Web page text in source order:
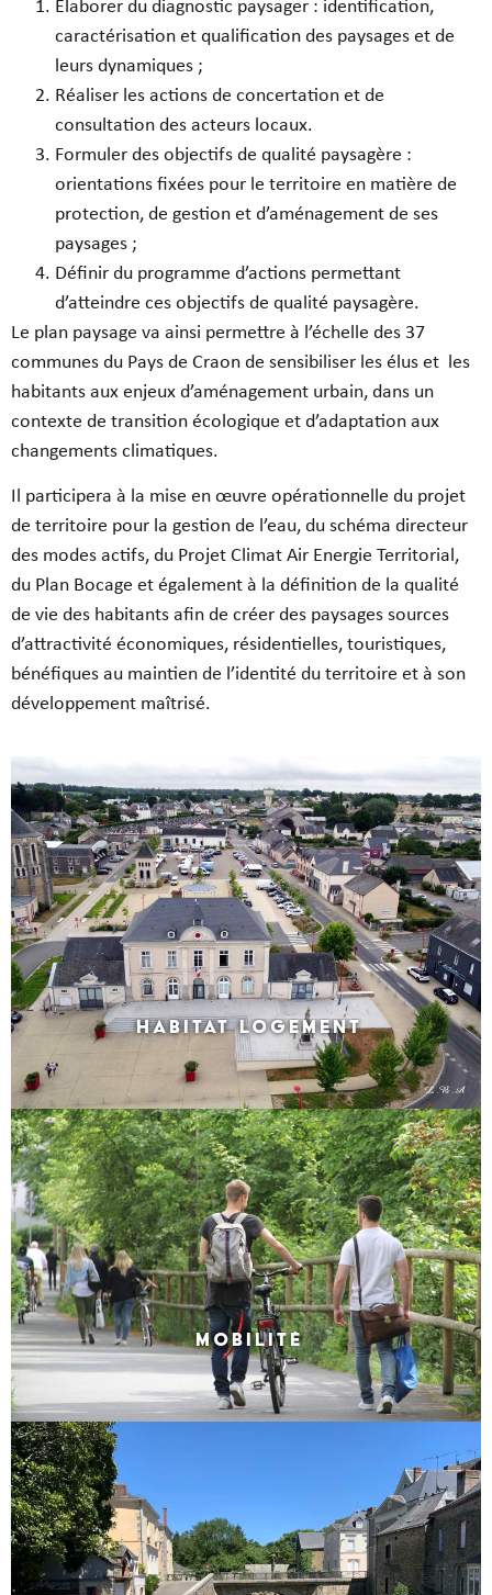
Élaborer du diagnostic paysager : identification,
caractérisation et qualification des paysages et de
leurs dynamiques ;
Réaliser les actions de concertation et de
consultation des acteurs locaux.
Formuler des objectifs de qualité paysagère :
orientations fixées pour le territoire en matière de
protection, de gestion et d’aménagement de ses
paysages ;
Définir du programme d’actions permettant
d’atteindre ces objectifs de qualité paysagère.
Le plan paysage va ainsi permettre à l’échelle des 37
communes du Pays de Craon de sensibiliser les élus et
les
habitants aux enjeux d’aménagement urbain, dans un
contexte de transition écologique et d’adaptation aux
changements climatiques.
Il participera à la mise en œuvre opérationnelle du projet
de territoire pour la gestion de l’eau, du schéma directeur
des modes actifs, du Projet Climat Air Energie Territorial,
du Plan Bocage et également à la définition de la qualité
de vie des habitants afin de créer des paysages sources
d’attractivité économiques, résidentielles, touristiques,
bénéfiques au maintien de l’identité du territoire et à son
développement maîtrisé.
HABITAT LOGEMENT
MOBILITÉ